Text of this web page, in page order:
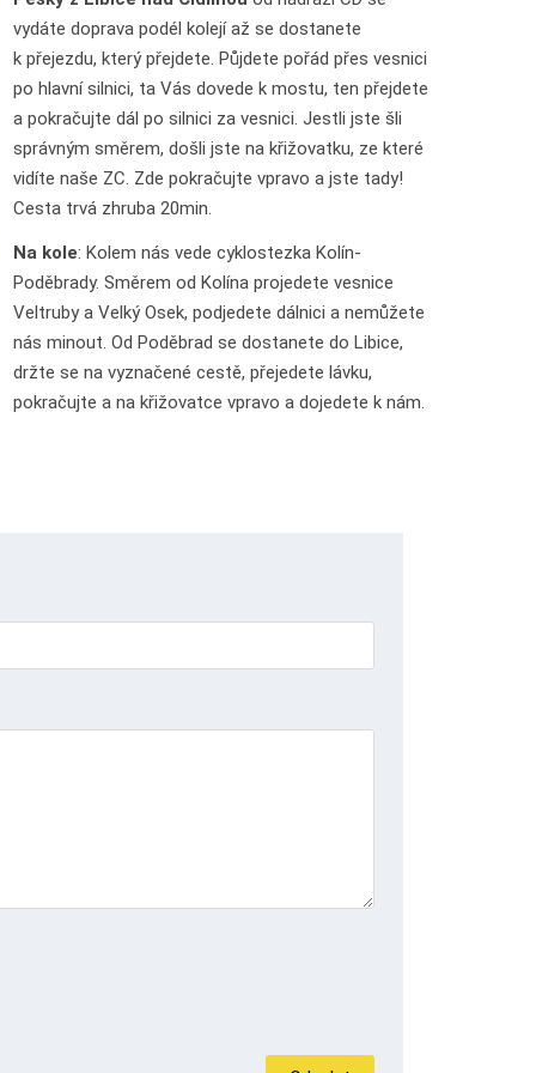
vydáte doprava podél kolejí až se dostanete
k přejezdu, který přejdete. Půjdete pořád přes vesnici
po hlavní silnici, ta Vás dovede k mostu, ten přejdete
a pokračujte dál po silnici za vesnici. Jestli jste šli
správným směrem, došli jste na křižovatku, ze které
vidíte naše ZC. Zde pokračujte vpravo a jste tady!
Cesta trvá zhruba 20min.
Na kole: Kolem nás vede cyklostezka Kolín-
Poděbrady. Směrem od Kolína projedete vesnice
Veltruby a Velký Osek, podjedete dálnici a nemůžete
nás minout. Od Poděbrad se dostanete do Libice,
držte se na vyznačené cestě, přejedete lávku,
pokračujte a na křižovatce vpravo a dojedete k nám.